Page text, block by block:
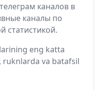
каналов в
каналы по
статистикой.
eng katta
ruknlarda va batafsil